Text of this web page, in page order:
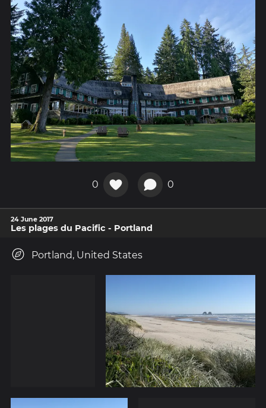
0 0
24 June 2017
Les plages du Pacific - Portland
Portland, United States